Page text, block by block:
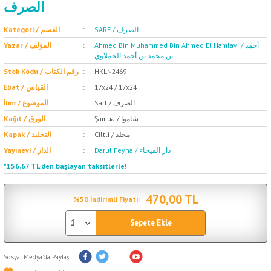
الصرف
Kategori / القسم
SARF / الصرف
Yazar / المؤلف
Ahmed Bin Muhammed Bin Ahmed El Hamlavi / أحمد
بن محمد بن أحمد الحملاوي
Stok Kodu / رقم الكتاب
HKLN2469
Ebat / القياس
17x24 / 17x24
İlim / الموضوع
Sarf / الصرف
Kağıt / الورق
Şamua / شاموا
Kapak / التجليد
Ciltli / مجلد
Yayınevi / الدار
Darul Feyha / دار الفيحاء
*156,67 TL den başlayan taksitlerle!
%50 İndirimli Fiyatı: 470,00 TL
Sepete Ekle
Sosyal Medya'da Paylaş: